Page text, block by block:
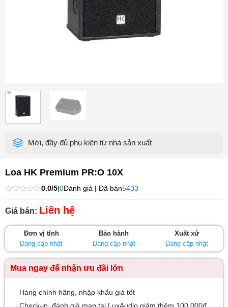
Mới, đầy đủ phụ kiện từ nhà sản xuất
Loa HK Premium PR:O 10X
Được
xếp
hạng
5
0.0/5|0Đánh giá | Đã bán5433
Giá bán: Liên hệ
Đơn vị tính
Đang cập nhật
Bảo hành
Đang cập nhật
Xuất xứ
Đang cập nhật
Mua ngay để nhận ưu đãi lớn
Hàng chính hãng, nhập khẩu giá tốt